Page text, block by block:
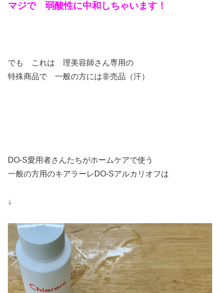
マジで 弱酸性に中和しちゃいます！
でも これは 理美容師さん専用の
特殊商品で 一般の方には非売品（汗）
DO-S愛用者さんたちがホームケアで使う
一般の方用のキアラーレDO-Sアルカリオフは
↓